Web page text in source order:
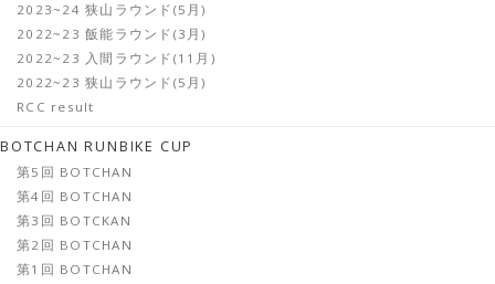
2023~24 狭山ラウンド(5月)
2022~23 飯能ラウンド(3月)
2022~23 入間ラウンド(11月)
2022~23 狭山ラウンド(5月)
RCC result
BOTCHAN RUNBIKE CUP
第5回 BOTCHAN
第4回 BOTCHAN
第3回 BOTCKAN
第2回 BOTCHAN
第1回 BOTCHAN